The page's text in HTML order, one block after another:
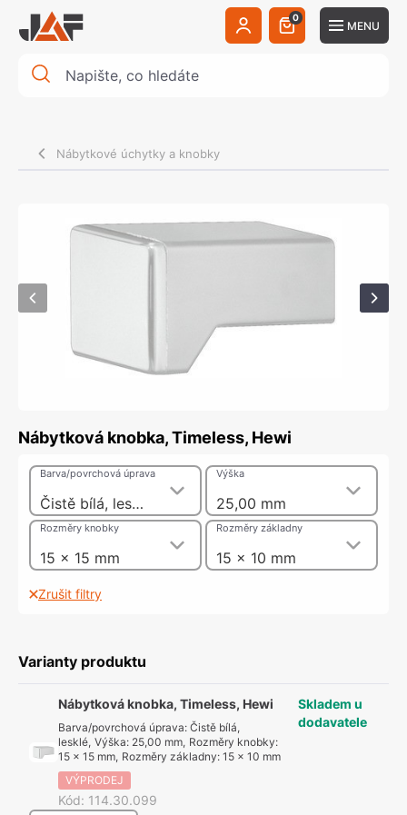
0
MENU
Nábytkové úchytky a knobky
Nábytková knobka, Timeless, Hewi
Čistě bílá, lesklé
Barva/povrchová úprava
25,00 mm
Výška
15 x 15 mm
Rozměry knobky
15 x 10 mm
Rozměry základny
Zrušit filtry
Varianty produktu
Nábytková knobka, Timeless, Hewi
Barva/povrchová úprava: Čistě bílá,
lesklé, Výška: 25,00 mm, Rozměry knobky:
15 x 15 mm, Rozměry základny: 15 x 10 mm
VÝPRODEJ
Kód: 114.30.099
Skladem u
dodavatele